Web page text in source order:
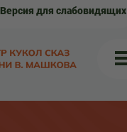
Версия для слабовидящих